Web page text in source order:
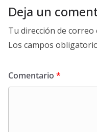
Deja un
Tu dirección de
Los campos
Comentario *